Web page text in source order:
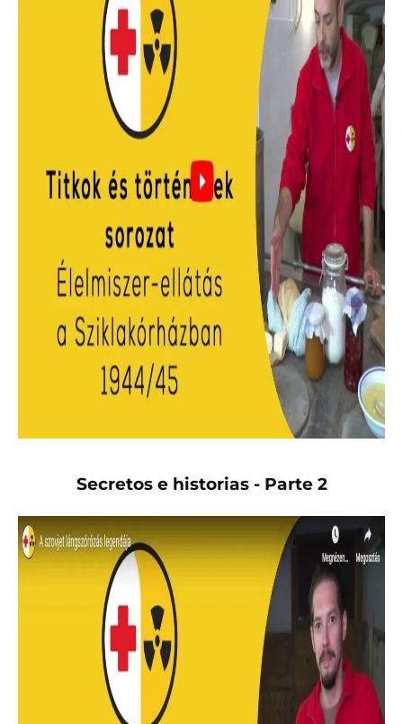
Secretos e historias - Parte 2